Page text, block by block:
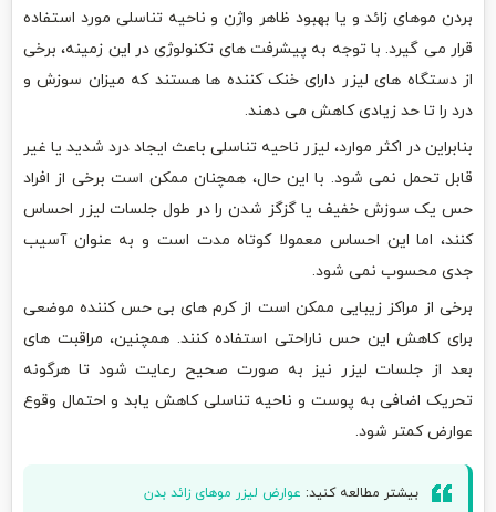
بردن موهای زائد و یا بهبود ظاهر واژن و ناحیه تناسلی مورد استفاده
قرار می گیرد. با توجه به پیشرفت های تکنولوژی در این زمینه، برخی
از دستگاه های لیزر دارای خنک کننده ها هستند که میزان سوزش و
درد را تا حد زیادی کاهش می دهند.
بنابراین در اکثر موارد، لیزر ناحیه تناسلی باعث ایجاد درد شدید یا غیر
قابل تحمل نمی شود. با این حال، همچنان ممکن است برخی از افراد
حس یک سوزش خفیف یا گزگز شدن را در طول جلسات لیزر احساس
کنند، اما این احساس معمولا کوتاه مدت است و به عنوان آسیب
جدی محسوب نمی شود.
برخی از مراکز زیبایی ممکن است از کرم های بی حس کننده موضعی
برای کاهش این حس ناراحتی استفاده کنند. همچنین، مراقبت های
بعد از جلسات لیزر نیز به صورت صحیح رعایت شود تا هرگونه
تحریک اضافی به پوست و ناحیه تناسلی کاهش یابد و احتمال وقوع
عوارض کمتر شود.
بیشتر مطالعه کنید: عوارض لیزر موهای زائد بدن